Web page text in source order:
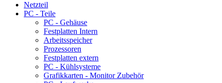
Netzteil
PC - Teile
PC - Gehäuse
Festplatten Intern
Arbeitsspeicher
Prozessoren
Festplatten extern
PC - Kühlsysteme
Grafikkarten - Monitor Zubehör